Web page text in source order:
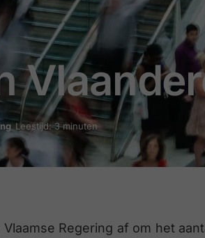
Leestijd: 3 minuten
Regering af om het